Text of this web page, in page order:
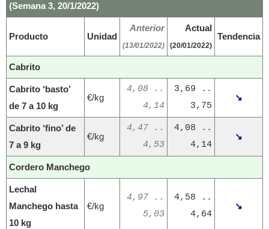
(Semana 3, 20/1/2022)
Producto Unidad
Anterior
(13/01/2022)
Actual
(20/01/2022)
Tendencia
Cabrito
Cabrito ‘basto’
de 7 a 10 kg
€/kg
4,08 ..
4,14
3,69 ..
3,75
↘
Cabrito ‘fino’ de
7 a 9 kg
€/kg
4,47 ..
4,53
4,08 ..
4,14
↘
Cordero Manchego
Lechal
Manchego hasta
10 kg
€/kg
4,97 ..
5,03
4,58 ..
4,64
↘